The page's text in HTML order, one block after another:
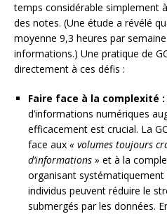
temps considérable simplement
des notes. (Une étude a révélé
moyenne 9,3 heures par
informations.) Une pratique de
directement à ces défis :
Faire face à la complexité :
d’informations numériques
efficacement est crucial. La
face aux « volumes toujours
d’informations » et à la
organisant systématiquement
individus peuvent réduire le
submergés par les données.